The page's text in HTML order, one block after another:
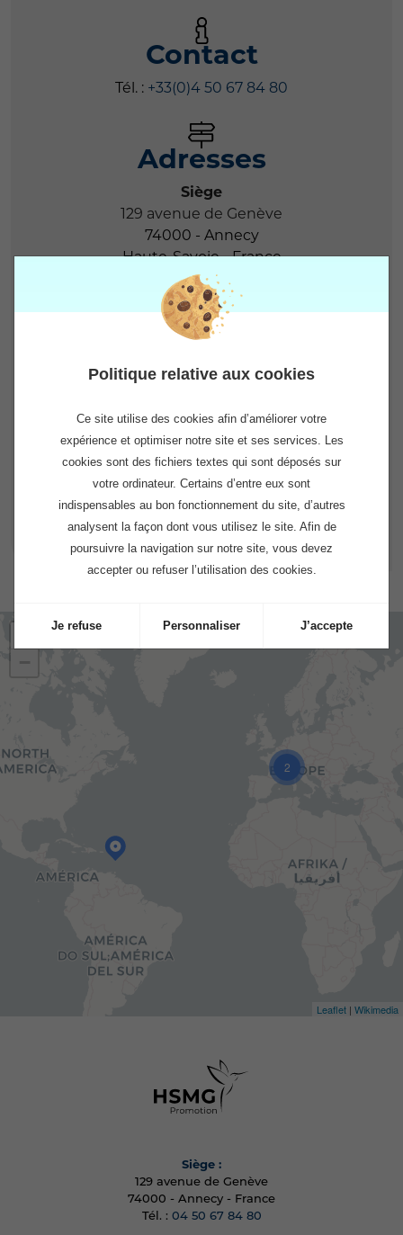
Contact
Tél. : +33(0)4 50 67 84 80
Adresses
Siège
129 avenue de Genève
74000 - Annecy
Haute-Savoie -France
04 50 67 84 80
Agence Martinique
7 rue Cou Coupé - résidence l’Escale
97200 -Fort-de-France -France
Agence France métropole
1bis rue Emile Tyrode
74960 -MEYTHET -France
Tél. : 04 50 22 02 45
2
Leaflet | Wikimedia
Siège :
129 avenue de Genève
74000 - Annecy - France
Tél. : 04 50 67 84 80
Politique relative aux cookies
Ce site utilise des cookies afin d’améliorer votre
expérience et optimiser notre site et ses services. Les
cookies sont des fichiers textes qui sont déposés sur
votre ordinateur. Certains d’entre eux sont
indispensables au bon fonctionnement du site, d’autres
analysent la façon dont vous utilisez le site. Afin de
poursuivre la navigation sur notre site, vous devez
accepter ou refuser l’utilisation des cookies.
Je refuse Personnaliser J’accepte